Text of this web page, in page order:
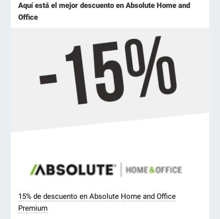
Aquí está el mejor descuento en Absolute Home and
Office
15% de descuento en Absolute Home and Office
Premium